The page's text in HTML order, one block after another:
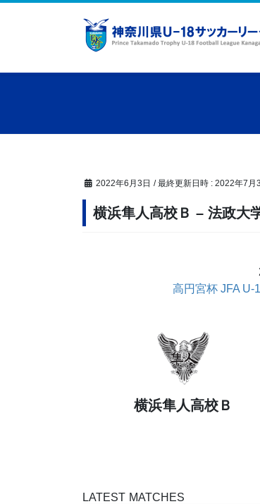
ツ
シ
2022年6月3日 / 最終更新日時 : 2022年7月
横浜隼人高校Ｂ – 法政大
高円宮杯 JFA U-
横浜隼人高校Ｂ
LATEST MATCHES